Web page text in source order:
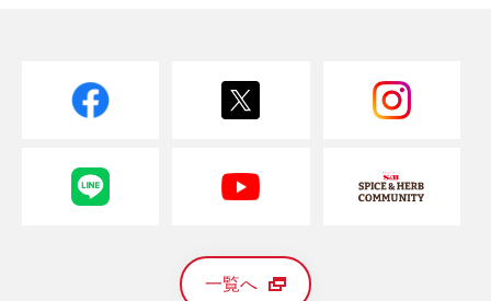
一覧へ